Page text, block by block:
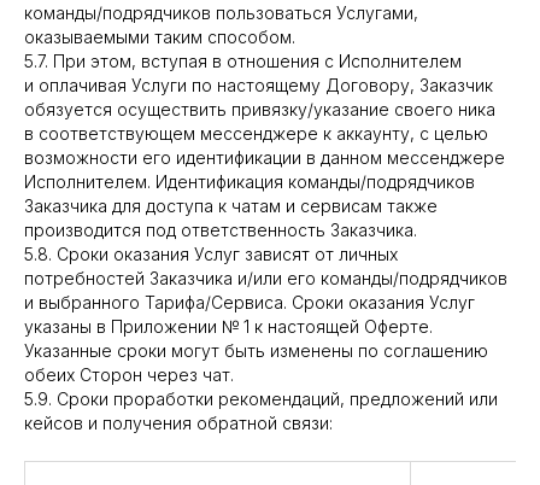
команды/подрядчиков пользоваться Услугами,
оказываемыми таким способом.
5.7. При этом, вступая в отношения с Исполнителем
и оплачивая Услуги по настоящему Договору, Заказчик
обязуется осуществить привязку/указание своего ника
в соответствующем мессенджере к аккаунту, с целью
возможности его идентификации в данном мессенджере
Исполнителем. Идентификация команды/подрядчиков
Заказчика для доступа к чатам и сервисам также
производится под ответственность Заказчика.
5.8. Сроки оказания Услуг зависят от личных
потребностей Заказчика и/или его команды/подрядчиков
и выбранного Тарифа/Сервиса. Сроки оказания Услуг
указаны в Приложении № 1 к настоящей Оферте.
Указанные сроки могут быть изменены по соглашению
обеих Сторон через чат.
5.9. Сроки проработки рекомендаций, предложений или
кейсов и получения обратной связи: